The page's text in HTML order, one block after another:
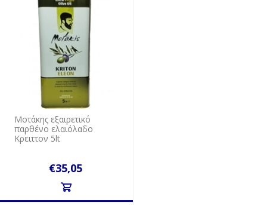
Μοτάκης εξαιρετικό
παρθένο ελαιόλαδο
Κρειττον 5lt
€35,05